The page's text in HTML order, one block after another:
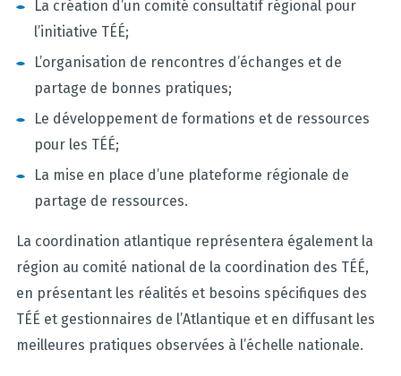
La création d’un comité consultatif régional pour
l’initiative TÉÉ;
L’organisation de rencontres d’échanges et de
partage de bonnes pratiques;
Le développement de formations et de ressources
pour les TÉÉ;
La mise en place d’une plateforme régionale de
partage de ressources.
La coordination atlantique représentera également la
région au comité national de la coordination des TÉÉ,
en présentant les réalités et besoins spécifiques des
TÉÉ et gestionnaires de l’Atlantique et en diffusant les
meilleures pratiques observées à l’échelle nationale.